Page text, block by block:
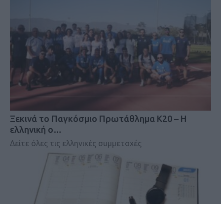
Ξεκινά το Παγκόσμιο Πρωτάθλημα Κ20 – Η
ελληνική ο…
Δείτε όλες τις ελληνικές συμμετοχές